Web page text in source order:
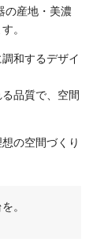
の産地・美濃
。
和するデザイ
品質で、空間
の空間づくり
。